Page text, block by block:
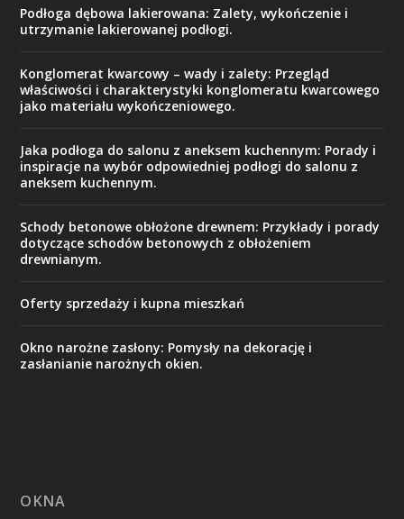
Podłoga dębowa lakierowana: Zalety, wykończenie i
utrzymanie lakierowanej podłogi.
Konglomerat kwarcowy – wady i zalety: Przegląd
właściwości i charakterystyki konglomeratu kwarcowego
jako materiału wykończeniowego.
Jaka podłoga do salonu z aneksem kuchennym: Porady i
inspiracje na wybór odpowiedniej podłogi do salonu z
aneksem kuchennym.
Schody betonowe obłożone drewnem: Przykłady i porady
dotyczące schodów betonowych z obłożeniem
drewnianym.
Oferty sprzedaży i kupna mieszkań
Okno narożne zasłony: Pomysły na dekorację i
zasłanianie narożnych okien.
OKNA